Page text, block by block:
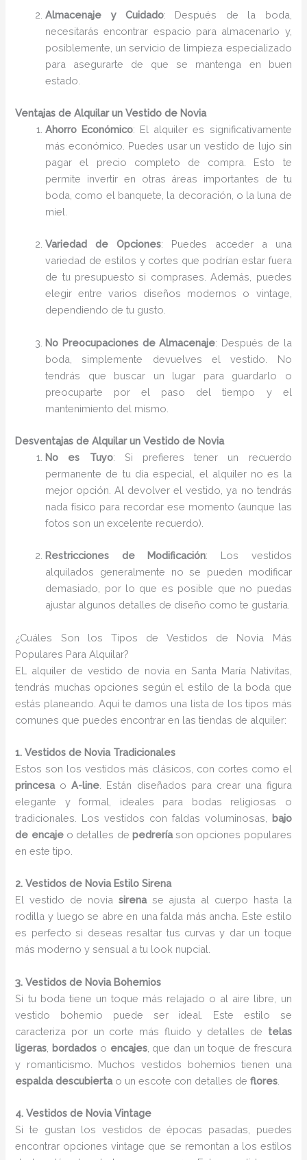
Almacenaje y Cuidado: Después de la boda,
necesitarás encontrar espacio para almacenarlo y,
posiblemente, un servicio de limpieza especializado
para asegurarte de que se mantenga en buen
estado.
Ventajas de Alquilar un Vestido de Novia
Ahorro Económico: El alquiler es significativamente
más económico. Puedes usar un vestido de lujo sin
pagar el precio completo de compra. Esto te
permite invertir en otras áreas importantes de tu
boda, como el banquete, la decoración, o la luna de
miel.
Variedad de Opciones: Puedes acceder a una
variedad de estilos y cortes que podrían estar fuera
de tu presupuesto si comprases. Además, puedes
elegir entre varios diseños modernos o vintage,
dependiendo de tu gusto.
No Preocupaciones de Almacenaje: Después de la
boda, simplemente devuelves el vestido. No
tendrás que buscar un lugar para guardarlo o
preocuparte por el paso del tiempo y el
mantenimiento del mismo.
Desventajas de Alquilar un Vestido de Novia
No es Tuyo: Si prefieres tener un recuerdo
permanente de tu día especial, el alquiler no es la
mejor opción. Al devolver el vestido, ya no tendrás
nada físico para recordar ese momento (aunque las
fotos son un excelente recuerdo).
Restricciones de Modificación: Los vestidos
alquilados generalmente no se pueden modificar
demasiado, por lo que es posible que no puedas
ajustar algunos detalles de diseño como te gustaría.
¿Cuáles Son los Tipos de Vestidos de Novia Más
Populares Para Alquilar?
EL alquiler de vestido de novia en Santa María Nativitas,
tendrás muchas opciones según el estilo de la boda que
estás planeando. Aquí te damos una lista de los tipos más
comunes que puedes encontrar en las tiendas de alquiler:
1. Vestidos de Novia Tradicionales
Estos son los vestidos más clásicos, con cortes como el
princesaoA-line . Están diseñados para crear una figura
elegante y formal, ideales para bodas religiosas o
tradicionales. Los vestidos con faldas voluminosas, bajo
de encajeo detalles de pedreríason opciones populares
en este tipo.
2. Vestidos de Novia Estilo Sirena
El vestido de novia sirenase ajusta al cuerpo hasta la
rodilla y luego se abre en una falda más ancha. Este estilo
es perfecto si deseas resaltar tus curvas y dar un toque
más moderno y sensual a tu look nupcial.
3. Vestidos de Novia Bohemios
Si tu boda tiene un toque más relajado o al aire libre, un
vestido bohemio puede ser ideal. Este estilo se
caracteriza por un corte más fluido y detalles de telas
ligeras bordados o encajes, que dan un toque de frescura
y romanticismo. Muchos vestidos bohemios tienen una
espalda descubiertao un escote con detalles deflores
4. Vestidos de Novia Vintage
Si te gustan los vestidos de épocas pasadas, puedes
encontrar opciones vintage que se remontan a los estilos